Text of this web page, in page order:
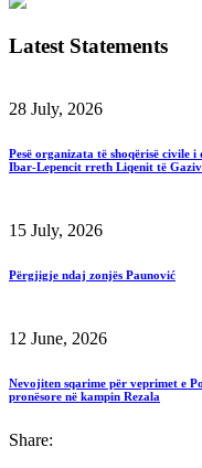
Latest Statements
28 July, 2026
Pesë organizata të shoqërisë civile
Ibar-Lepencit rreth Liqenit të
15 July, 2026
Përgjigje ndaj zonjës Paunović
12 June, 2026
Nevojiten sqarime për veprimet e
pronësore në kampin Rezala
Share: